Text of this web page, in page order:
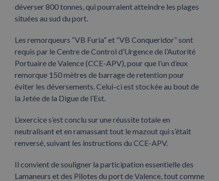
déverser 800 tonnes, qui pourraient atteindre les plages
situées au sud du port.
Les remorqueurs “VB Furia” et “VB Conqueridor” sont
requis par le Centre de Control d’Urgence de l’Autorité
Portuaire de Valence (CCE-APV), pour que l’un d’eux
remorque 150 mètres de barrage de retention pour
éviter les déversements. Celui-ci est stockée au bout de
la Jetée de la Digue de l’Est.
L’exercice s’est conclu sur une réussite totale en
neutralisant et en ramassant tout le mazout qui s’était
renversé, suivant les instructions du CCE-APV.
Il convient de souligner la participation essentielle des
Lamaneurs et des Pilotes du port de Valence, tout comme